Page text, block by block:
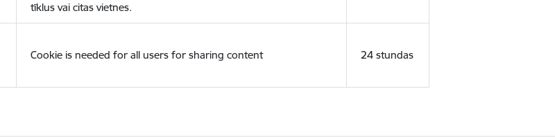
tīklus vai citas vietnes.
Cookie is needed for all users for sharing content 24 stundas